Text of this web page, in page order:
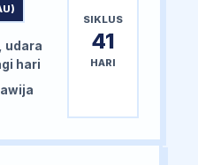
udara
hari
SIKLUS
41
HARI